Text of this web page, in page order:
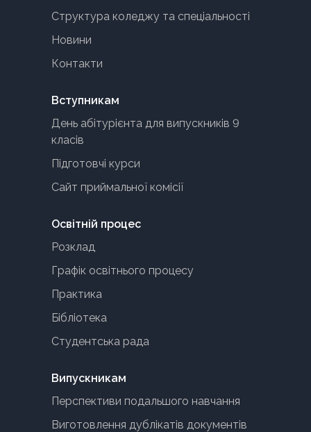
Структура коледжу та спеціальності
Новини
Контакти
Вступникам
День абітурієнта для випускників 9
класів
Підготовчі курси
Сайт приймальної комісії
Освітній процес
Розклад
Графік освітнього процесу
Практика
Бібліотека
Студентська рада
Випускникам
Перспективи подальшого навчання
Виготовлення дублікатів документів